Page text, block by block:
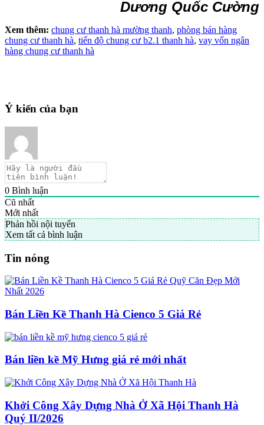
Dương Quốc Cường
Xem thêm: chung cư thanh hà mường thanh, phòng bán hàng
chung cư thanh hà, tiến độ chung cư b2.1 thanh hà, vay vốn ngân
hàng chung cư thanh hà
Ý kiến của bạn
0 Bình luận
Cũ nhất
Mới nhất
Phản hồi nội tuyến
Xem tất cả bình luận
Tin nóng
Bán Liền Kề Thanh Hà Cienco 5 Giá Rẻ
Bán liền kề Mỹ Hưng giá rẻ mới nhất
Khởi Công Xây Dựng Nhà Ở Xã Hội Thanh Hà
Quý II/2026